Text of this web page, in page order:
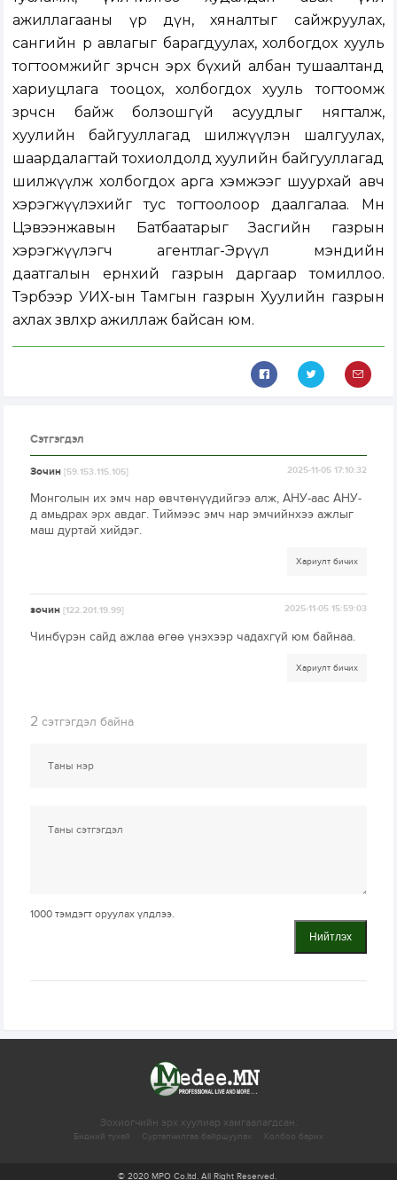
ажиллагааны үр дүн, хяналтыг сайжруулах,
сангийн өр авлагыг барагдуулах, холбогдох хууль
тогтоомжийг зөрчсөн эрх бүхий албан тушаалтанд
хариуцлага тооцох, холбогдох хууль тогтоомж
зөрчсөн байж болзошгүй асуудлыг нягталж,
хуулийн байгууллагад шилжүүлэн шалгуулах,
шаардалагтай тохиолдолд хуулийн байгууллагад
шилжүүлж холбогдох арга хэмжээг шуурхай авч
хэрэгжүүлэхийг тус тогтоолоор даалгалаа. Мөн
Цэвээнжавын Батбаатарыг Засгийн газрын
хэрэгжүүлэгч агентлаг-Эрүүл мэндийн
даатгалын ерөнхий газрын даргаар томиллоо.
Тэрбээр УИХ-ын Тамгын газрын Хуулийн газрын
ахлах зөвлөхөөр ажиллаж байсан юм.
Сэтгэгдэл
Зочин[59.153.115.105] 2025-11-05 17:10:32
Монголын их эмч нар өвчтөнүүдийгээ алж, АНУ-аас АНУ-
д амьдрах эрх авдаг. Тиймээс эмч нар эмчийнхээ ажлыг
маш дуртай хийдэг.
Хариулт бичих
зочин[122.201.19.99] 2025-11-05 15:59:03
Чинбүрэн сайд ажлаа өгөө үнэхээр чадахгүй юм байнаа.
Хариулт бичих
2 сэтгэгдэл байна
1000 тэмдэгт оруулах үлдлээ.
Нийтлэх
Зохиогчийн эрх хуулиар хамгаалагдсан.
Бидний тухай Сурталчилгаа байршуулах Холбоо барих
© 2020 MPO Co.ltd. All Right Reserved.